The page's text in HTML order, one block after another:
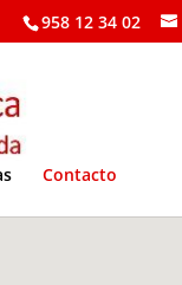
958 12 34 02
Contacto